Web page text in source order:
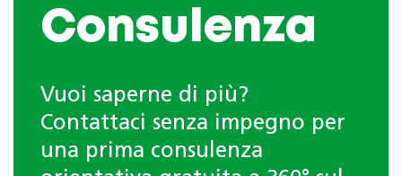
Consulenza
Vuoi saperne di più?
Contattaci senza impegno per
una prima consulenza